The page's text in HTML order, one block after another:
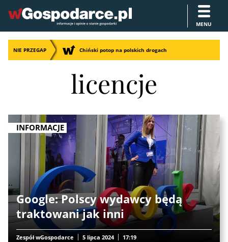
MENU
NIE PRZEGAP Chiński potop na polskich drogach
licencje
INFORMACJE
Google: Polscy wydawcy będą
traktowani jak inni
Zespół wGospodarce 5 lipca 2024 17:19